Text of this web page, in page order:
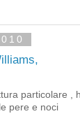
particolare ,
pere e noci